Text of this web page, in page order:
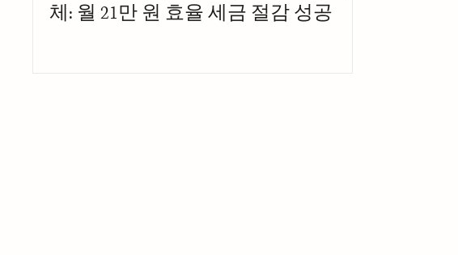
체: 월 21만 원 효율 세금 절감 성공